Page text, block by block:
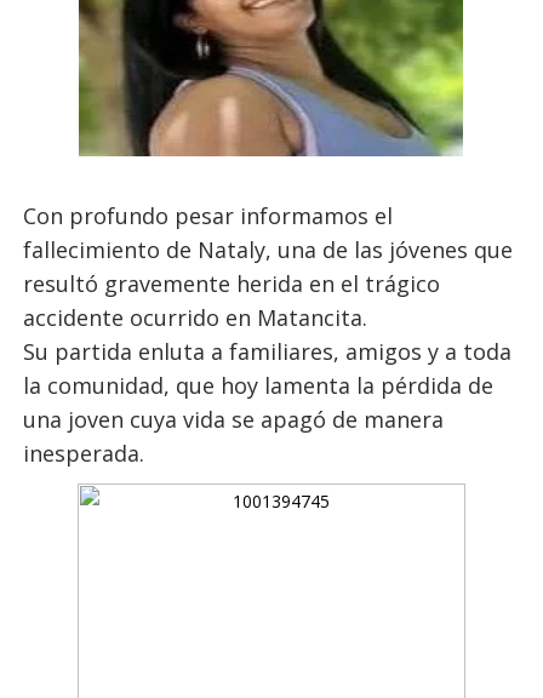
Con profundo pesar informamos el
fallecimiento de Nataly, una de las jóvenes que
resultó gravemente herida en el trágico
accidente ocurrido en Matancita.
Su partida enluta a familiares, amigos y a toda
la comunidad, que hoy lamenta la pérdida de
una joven cuya vida se apagó de manera
inesperada.